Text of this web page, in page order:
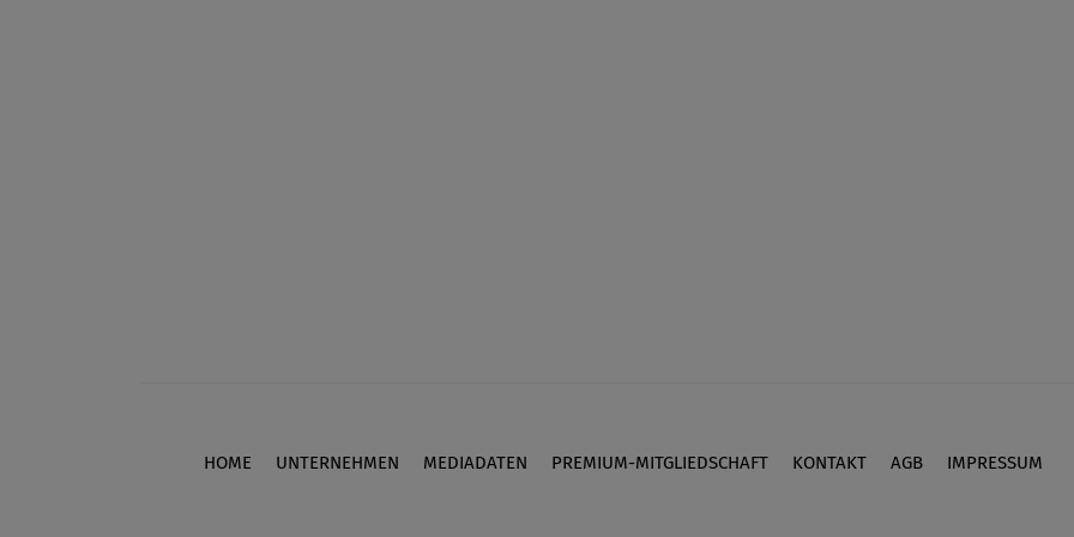
Footer
HOME UNTERNEHMEN MEDIADATEN PREMIUM-MITGLIEDSCHAFT KONTAKT AGB IMPRESSUM